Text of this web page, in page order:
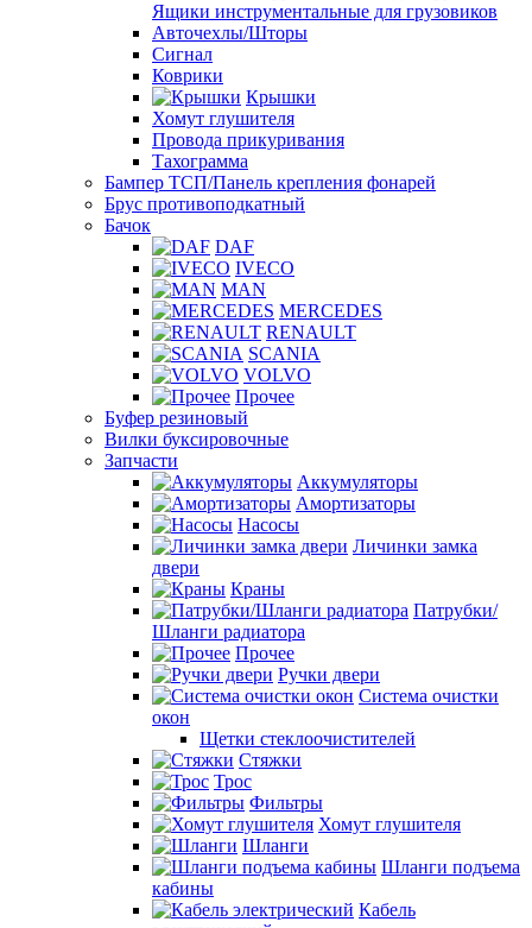
Ящики инструментальные для грузовиков
Авточехлы/Шторы
Сигнал
Коврики
Крышки
Хомут глушителя
Провода прикуривания
Тахограмма
Бампер ТСП/Панель крепления фонарей
Брус противоподкатный
Бачок
DAF
IVECO
MAN
MERCEDES
RENAULT
SCANIA
VOLVO
Прочее
Буфер резиновый
Вилки буксировочные
Запчасти
Аккумуляторы
Амортизаторы
Насосы
Личинки замка
двери
Краны
Патрубки/
Шланги радиатора
Прочее
Ручки двери
Система очистки
окон
Щетки стеклоочистителей
Стяжки
Трос
Фильтры
Хомут глушителя
Шланги
Шланги подъема
кабины
Кабель